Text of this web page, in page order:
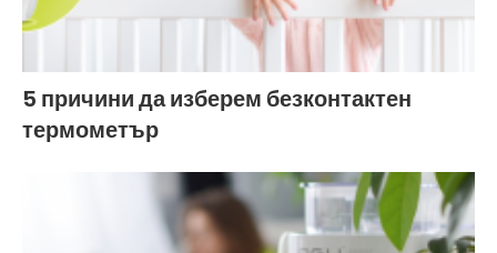
5 причини да изберем безконтактен
термометър